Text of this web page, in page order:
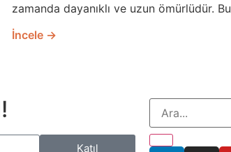
zamanda dayanıklı ve uzun ömürlüdür.
İncele →
Katıl